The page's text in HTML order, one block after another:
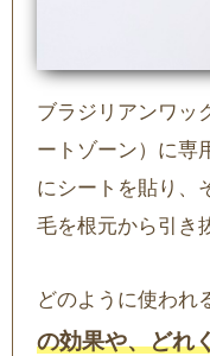
ブラジリアンワッ
ートゾーン）に専
にシートを貼り、
毛を根元から引き
どのように使われ
の効果や、どれ